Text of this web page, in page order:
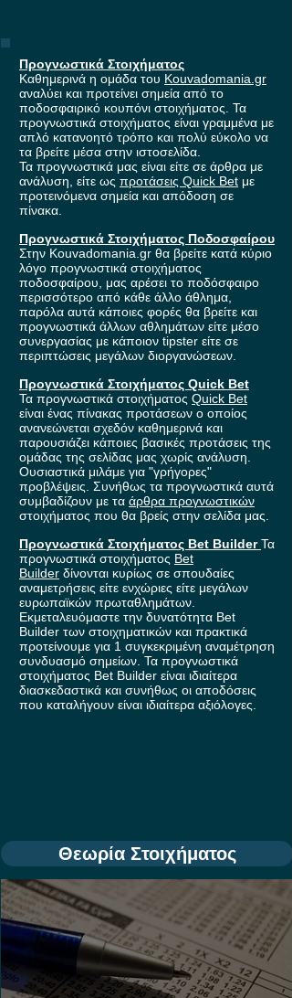
Προγνωστικά Στοιχήματος
Καθημερινά η ομάδα του Kouvadomania.gr
αναλύει και προτείνει σημεία από το
ποδοσφαιρικό κουπόνι στοιχήματος. Τα
προγνωστικά στοιχήματος είναι γραμμένα με
απλό κατανοητό τρόπο και πολύ εύκολο να
τα βρείτε μέσα στην ιστοσελίδα.
Τα προγνωστικά μας είναι είτε σε άρθρα με
ανάλυση, είτε ως προτάσεις Quick Bet με
προτεινόμενα σημεία και απόδοση σε
πίνακα.
Προγνωστικά Στοιχήματος Ποδοσφαίρου
Στην Kouvadomania.gr θα βρείτε κατά κύριο
λόγο προγνωστικά στοιχήματος
ποδοσφαίρου, μας αρέσει το ποδόσφαιρο
περισσότερο από κάθε άλλο άθλημα,
παρόλα αυτά κάποιες φορές θα βρείτε και
προγνωστικά άλλων αθλημάτων είτε μέσο
συνεργασίας με κάποιον tipster είτε σε
περιπτώσεις μεγάλων διοργανώσεων.
Προγνωστικά Στοιχήματος Quick Bet
Τα προγνωστικά στοιχήματος Quick Bet
είναι ένας πίνακας προτάσεων ο οποίος
ανανεώνεται σχεδόν καθημερινά και
παρουσιάζει κάποιες βασικές προτάσεις της
ομάδας της σελίδας μας χωρίς ανάλυση.
Ουσιαστικά μιλάμε για "γρήγορες"
προβλέψεις. Συνήθως τα προγνωστικά αυτά
συμβαδίζουν με τα άρθρα προγνωστικών
στοιχήματος που θα βρείς στην σελίδα μας.
Προγνωστικά Στοιχήματος Bet BuilderΤα
προγνωστικά στοιχήματος Bet
Builder δίνονται κυρίως σε σπουδαίες
αναμετρήσεις είτε ενχώριες είτε μεγάλων
ευρωπαϊκών πρωταθλημάτων.
Εκμεταλευόμαστε την δυνατότητα Bet
Builder των στοιχηματικών και πρακτικά
προτείνουμε για 1 συγκεκριμένη αναμέτρηση
συνδυασμό σημείων. Τα προγνωστικά
στοιχήματος Bet Builder είναι ιδιαίτερα
διασκεδαστικά και συνήθως οι αποδόσεις
που καταλήγουν είναι ιδιαίτερα αξιόλογες.
Θεωρία Στοιχήματος